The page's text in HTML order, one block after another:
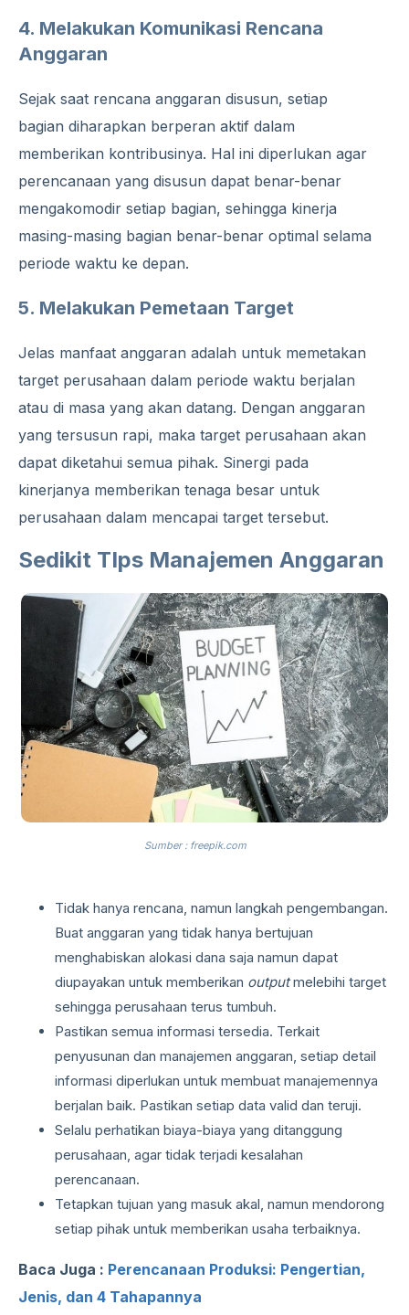
4. Melakukan Komunikasi Rencana
Anggaran
Sejak saat rencana anggaran disusun, setiap
bagian diharapkan berperan aktif dalam
memberikan kontribusinya. Hal ini diperlukan agar
perencanaan yang disusun dapat benar-benar
mengakomodir setiap bagian, sehingga kinerja
masing-masing bagian benar-benar optimal selama
periode waktu ke depan.
5. Melakukan Pemetaan Target
Jelas manfaat anggaran adalah untuk memetakan
target perusahaan dalam periode waktu berjalan
atau di masa yang akan datang. Dengan anggaran
yang tersusun rapi, maka target perusahaan akan
dapat diketahui semua pihak. Sinergi pada
kinerjanya memberikan tenaga besar untuk
perusahaan dalam mencapai target tersebut.
Sedikit TIps Manajemen Anggaran
Sumber : freepik.com
Tidak hanya rencana, namun langkah pengembangan.
Buat anggaran yang tidak hanya bertujuan
menghabiskan alokasi dana saja namun dapat
diupayakan untuk memberikan outputmelebihi target
sehingga perusahaan terus tumbuh.
Pastikan semua informasi tersedia. Terkait
penyusunan dan manajemen anggaran, setiap detail
informasi diperlukan untuk membuat manajemennya
berjalan baik. Pastikan setiap data valid dan teruji.
Selalu perhatikan biaya-biaya yang ditanggung
perusahaan, agar tidak terjadi kesalahan
perencanaan.
Tetapkan tujuan yang masuk akal, namun mendorong
setiap pihak untuk memberikan usaha terbaiknya.
Baca Juga : Perencanaan Produksi: Pengertian,
Jenis, dan 4 Tahapannya